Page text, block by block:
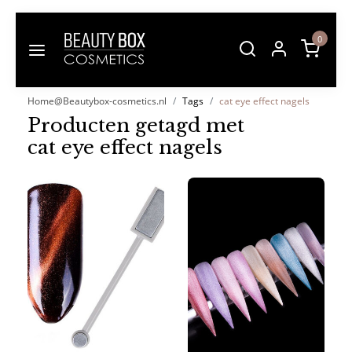
0
Home@Beautybox-cosmetics.nl Tags cat eye effect nagels
Producten getagd met
cat eye effect nagels